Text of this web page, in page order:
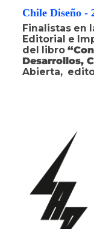
Chile Diseño -
Finalistas en
Editorial e
del libro
Desarrollos,
Abierta,